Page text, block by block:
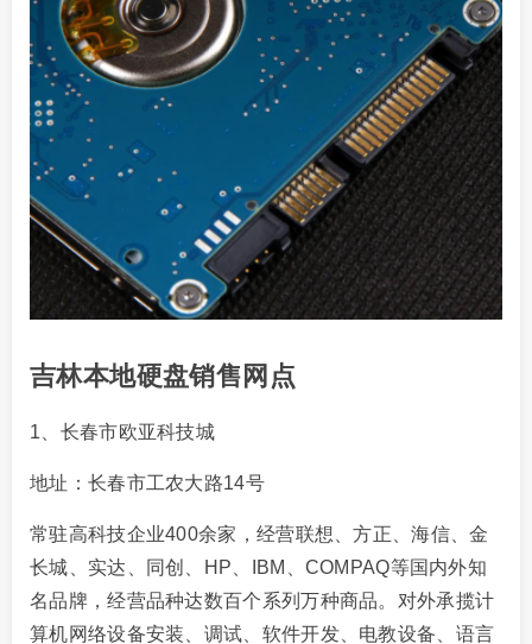
吉林本地硬盘销售网点
1、长春市欧亚科技城
地址：长春市工农大路14号
常驻高科技企业400余家，经营联想、方正、海信、金
长城、实达、同创、HP、IBM、COMPAQ等国内外知
名品牌，经营品种达数百个系列万种商品。对外承揽计
算机网络设备安装、调试、软件开发、电教设备、语言